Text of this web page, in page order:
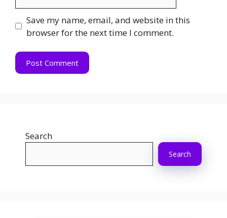
Save my name, email, and website in this
browser for the next time I comment.
Search
Search